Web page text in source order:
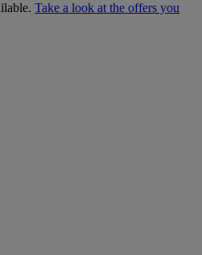
Take a look at the offers you